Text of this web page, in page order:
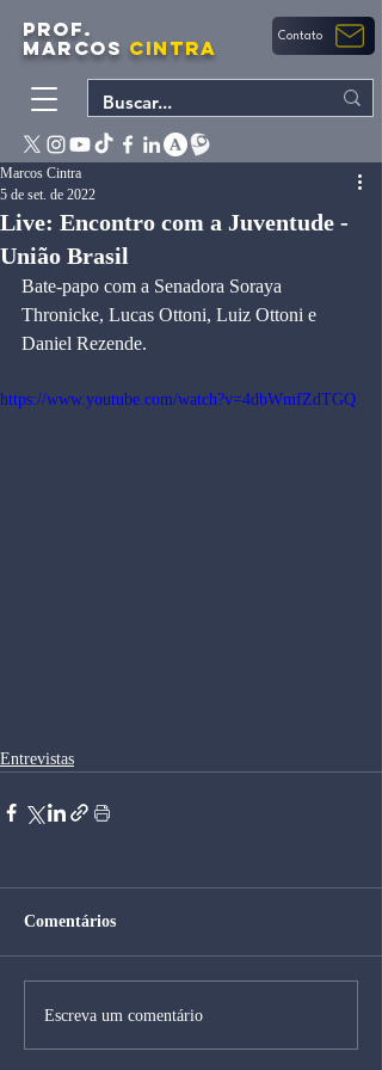
PROF.
MARCOS CINTRA Contato
Live: Encontro com a Juventude -
União Brasil
Marcos Cintra
5 de set. de 2022
Bate-papo com a Senadora Soraya
Thronicke, Lucas Ottoni, Luiz Ottoni e
Daniel Rezende.
https://www.youtube.com/watch?v=4dbWmfZdTGQ
Entrevistas
Comentários
Escreva um comentário